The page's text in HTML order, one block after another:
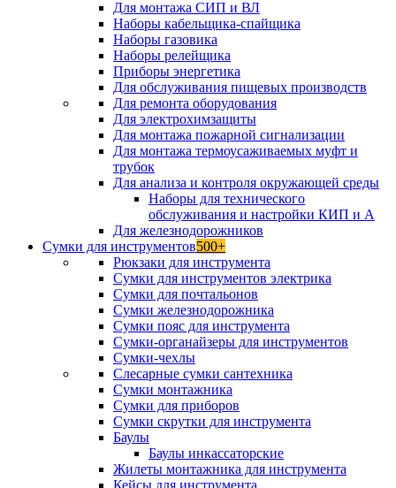
Для монтажа СИП и ВЛ
Наборы кабельщика-спайщика
Наборы газовика
Наборы релейщика
Приборы энергетика
Для обслуживания пищевых производств
Для ремонта оборудования
Для электрохимзащиты
Для монтажа пожарной сигнализации
Для монтажа термоусаживаемых муфт и
трубок
Для анализа и контроля окружающей среды
Наборы для технического
обслуживания и настройки КИП и А
Для железнодорожников
Сумки для инструментов500+
Рюкзаки для инструмента
Сумки для инструментов электрика
Сумки для почтальонов
Сумки железнодорожника
Сумки пояс для инструмента
Сумки-органайзеры для инструментов
Сумки-чехлы
Слесарные сумки сантехника
Сумки монтажника
Сумки для приборов
Сумки скрутки для инструмента
Баулы
Баулы инкассаторские
Жилеты монтажника для инструмента
Кейсы для инструмента